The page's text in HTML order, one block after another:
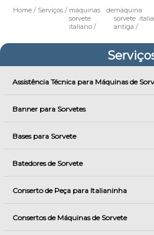
Home Serviços
máquinas de
sorvete
italiano
máquina
sorvete
antiga
Assistência Técnica para Máquinas de
Banner para Sorvetes
Bases para Sorvete
Batedores de Sorvete
Conserto de Peça para Italianinha
Consertos de Máquinas de Sorvete